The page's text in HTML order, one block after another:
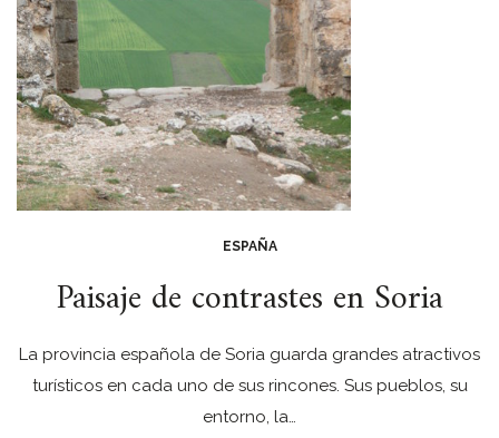
ESPAÑA
Paisaje de contrastes en Soria
La provincia española de Soria guarda grandes atractivos
turísticos en cada uno de sus rincones. Sus pueblos, su
entorno, la…